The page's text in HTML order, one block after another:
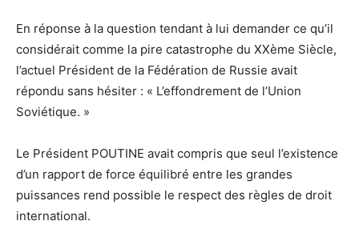
En réponse à la question tendant à lui demander ce qu’il
considérait comme la pire catastrophe du XXème Siècle,
l’actuel Président de la Fédération de Russie avait
répondu sans hésiter : « L’effondrement de l’Union
Soviétique. »
Le Président POUTINE avait compris que seul l’existence
d’un rapport de force équilibré entre les grandes
puissances rend possible le respect des règles de droit
international.